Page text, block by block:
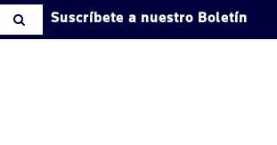
Suscríbete a nuestro Boletín